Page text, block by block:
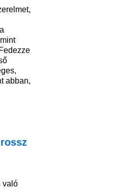
abban,
való